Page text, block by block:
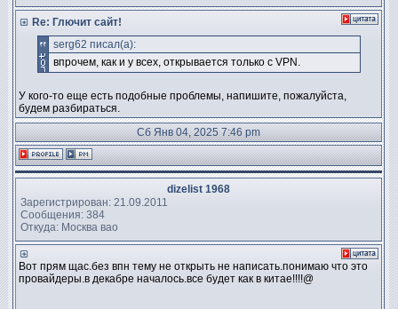
Re: Глючит сайт!
serg62 писал(а):
впрочем, как и у всех, открывается только с VPN.
У кого-то еще есть подобные проблемы, напишите, пожалуйста,
будем разбираться.
Сб Янв 04, 2025 7:46 pm
dizelist 1968
Зарегистрирован: 21.09.2011
Сообщения: 384
Откуда: Москва вао
Вот прям щас.без впн тему не открыть не написать.понимаю что это
провайдеры.в декабре началось.все будет как в китае!!!!@